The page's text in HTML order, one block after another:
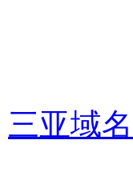
三亚域